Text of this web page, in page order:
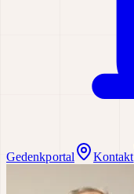
Gedenkportal Kontakt